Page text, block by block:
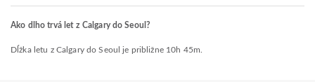
Ako dlho trvá let z Calgary do Seoul?
Dĺžka letu z Calgary do Seoul je približne 10h 45m.